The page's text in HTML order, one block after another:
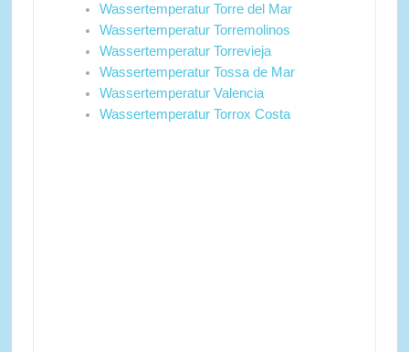
Wassertemperatur Torre del Mar
Wassertemperatur Torremolinos
Wassertemperatur Torrevieja
Wassertemperatur Tossa de Mar
Wassertemperatur Valencia
Wassertemperatur Torrox Costa